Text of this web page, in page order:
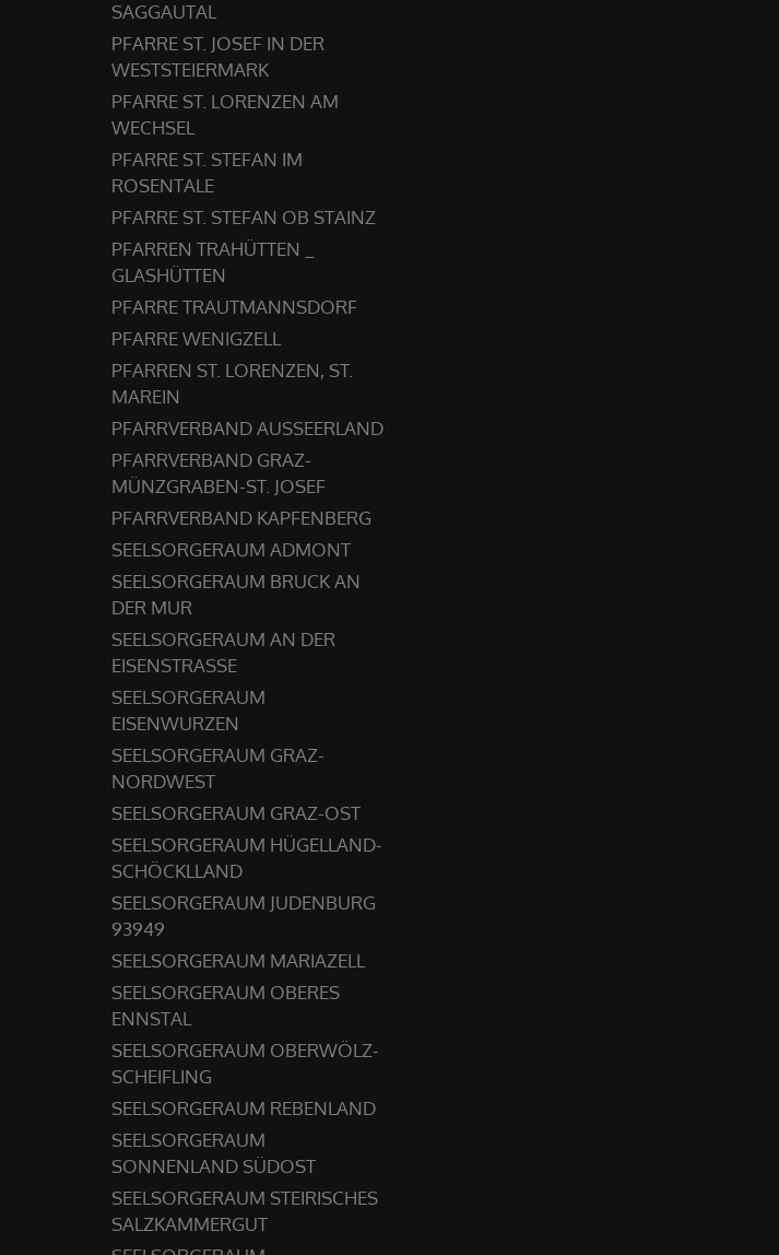
SAGGAUTAL
PFARRE ST. JOSEF IN DER
WESTSTEIERMARK
PFARRE ST. LORENZEN AM
WECHSEL
PFARRE ST. STEFAN IM
ROSENTALE
PFARRE ST. STEFAN OB STAINZ
PFARREN TRAHÜTTEN _
GLASHÜTTEN
PFARRE TRAUTMANNSDORF
PFARRE WENIGZELL
PFARREN ST. LORENZEN, ST.
MAREIN
PFARRVERBAND AUSSEERLAND
PFARRVERBAND GRAZ-
MÜNZGRABEN-ST. JOSEF
PFARRVERBAND KAPFENBERG
SEELSORGERAUM ADMONT
SEELSORGERAUM BRUCK AN
DER MUR
SEELSORGERAUM AN DER
EISENSTRASSE
SEELSORGERAUM
EISENWURZEN
SEELSORGERAUM GRAZ-
NORDWEST
SEELSORGERAUM GRAZ-OST
SEELSORGERAUM HÜGELLAND-
SCHÖCKLLAND
SEELSORGERAUM JUDENBURG
93949
SEELSORGERAUM MARIAZELL
SEELSORGERAUM OBERES
ENNSTAL
SEELSORGERAUM OBERWÖLZ-
SCHEIFLING
SEELSORGERAUM REBENLAND
SEELSORGERAUM
SONNENLAND SÜDOST
SEELSORGERAUM STEIRISCHES
SALZKAMMERGUT